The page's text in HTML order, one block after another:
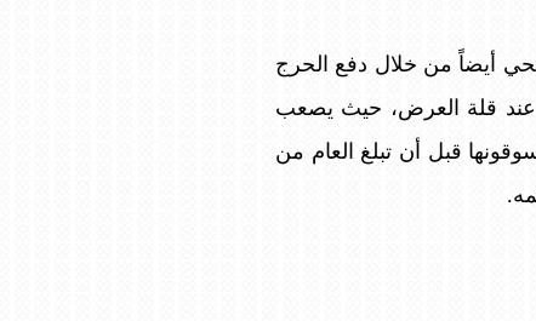
أيضاً من خلال دفع الحرج
عند قلة العرض، حيث يصعب
قبل أن تبلغ العام من